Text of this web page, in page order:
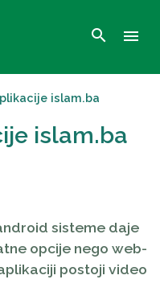
search menu
islam.ba
islam.ba
sisteme daje
opcije nego web-
postoji video